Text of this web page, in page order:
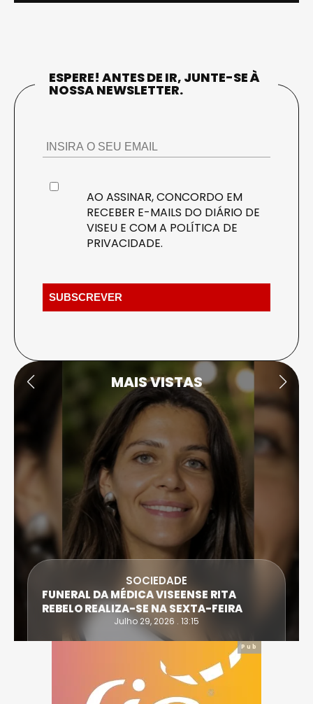
ESPERE! ANTES DE IR, JUNTE-SE À
NOSSA NEWSLETTER.
AO ASSINAR, CONCORDO EM
RECEBER E-MAILS DO DIÁRIO DE
VISEU E COM A POLÍTICA DE
PRIVACIDADE.
MAIS VISTAS
SOCIEDADE
FUNERAL DA MÉDICA VISEENSE RITA
REBELO REALIZA-SE NA SEXTA-FEIRA
Julho 29, 2026 . 13:15
Pub